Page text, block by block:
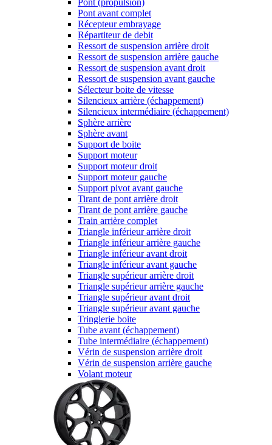
Pont (propulsion)
Pont avant complet
Récepteur embrayage
Répartiteur de debit
Ressort de suspension arrière droit
Ressort de suspension arrière gauche
Ressort de suspension avant droit
Ressort de suspension avant gauche
Sélecteur boite de vitesse
Silencieux arrière (échappement)
Silencieux intermédiaire (échappement)
Sphère arrière
Sphère avant
Support de boite
Support moteur
Support moteur droit
Support moteur gauche
Support pivot avant gauche
Tirant de pont arrière droit
Tirant de pont arrière gauche
Train arrière complet
Triangle inférieur arrière droit
Triangle inférieur arrière gauche
Triangle inférieur avant droit
Triangle inférieur avant gauche
Triangle supérieur arrière droit
Triangle supérieur arrière gauche
Triangle supérieur avant droit
Triangle supérieur avant gauche
Tringlerie boite
Tube avant (échappement)
Tube intermédiaire (échappement)
Vérin de suspension arrière droit
Vérin de suspension arrière gauche
Volant moteur